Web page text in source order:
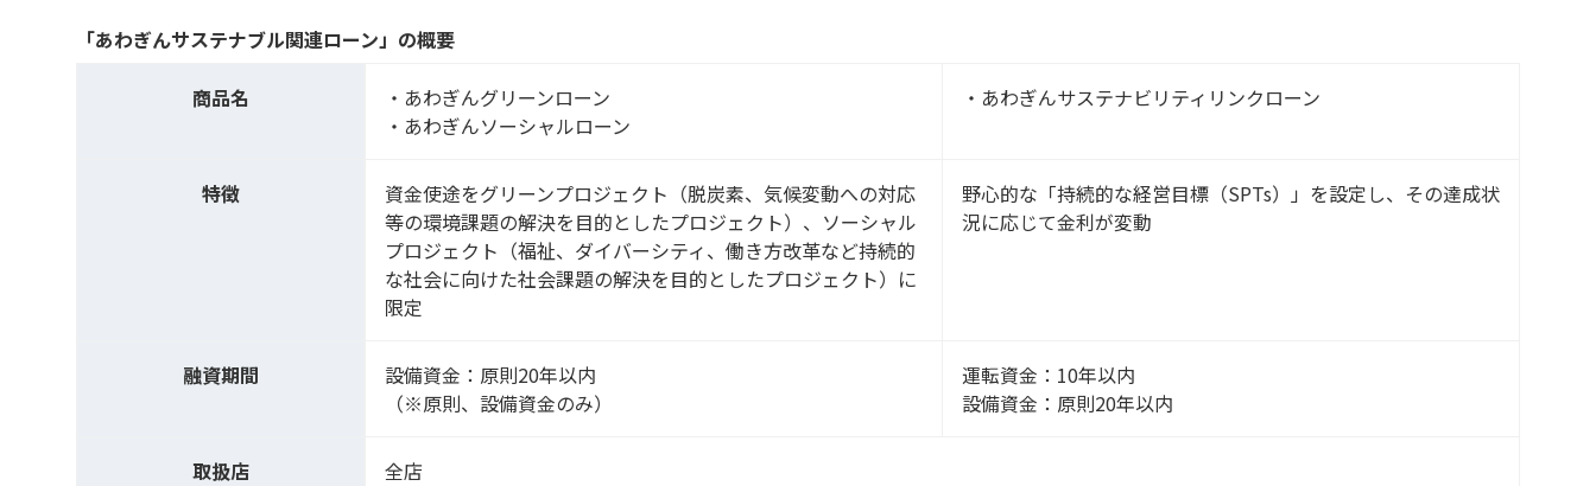
「あわぎんサステナブル関連ローン」の概要
商品名
・あわぎんグリーンローン
・あわぎんソーシャルローン
・あわぎんサステナビリティリンクローン
特徴
資金使途をグリーンプロジェクト（脱炭素、気候変動への対応
等の環境課題の解決を目的としたプロジェクト）、ソーシャル
プロジェクト（福祉、ダイバーシティ、働き方改革など持続的
な社会に向けた社会課題の解決を目的としたプロジェクト）に
限定
野心的な「持続的な経営目標（SPTs）」を設定し、その達成状
況に応じて金利が変動
融資期間
設備資金：原則20年以内
（※原則、設備資金のみ）
運転資金：10年以内
設備資金：原則20年以内
取扱店 全店